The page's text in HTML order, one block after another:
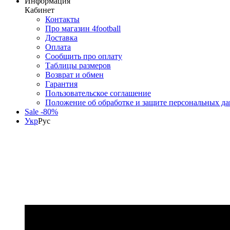
Кабинет
Контакты
Про магазин 4football
Доставка
Оплата
Сообщить про оплату
Таблицы размеров
Возврат и обмен
Гарантия
Пользовательское соглашение
Положение об обработке и защите персональных
Sale -80%
УкрРус